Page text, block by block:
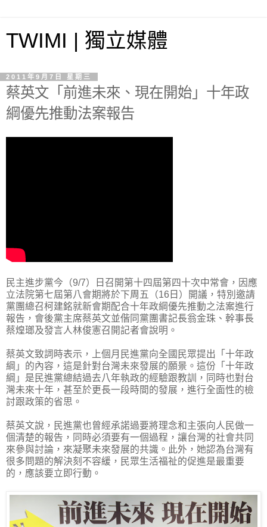
TWIMI | 獨立媒體
2011年9月7日 星期三
蔡英文「前進未來、現在開始」十年政
綱優先推動法案報告
民主進步黨今（9/7）日召開第十四屆第四十次中常會，因應
立法院第七屆第八會期將於下周五（16日）開議，特別邀請
黨團總召柯建銘就新會期配合十年政綱優先推動之法案進行
報告，會後黨主席蔡英文並偕同黨團書記長翁金珠、幹事長
蔡煌瑯及發言人林俊憲召開記者會說明。
蔡英文致詞時表示，上個月民進黨向全國民眾提出「十年政
綱」的內容，這是針對台灣未來發展的願景。這份「十年政
綱」是民進黨總結過去八年執政的經驗跟教訓，同時也對台
灣未來十年，甚至於更長一段時間的發展，進行全面性的檢
討跟政策的省思。
蔡英文說，民進黨也曾經承諾過要將理念和主張向人民做一
個清楚的報告，同時必須要有一個過程，讓台灣的社會共同
來參與討論，來凝聚未來發展的共識。此外，她認為台灣有
很多問題的解決刻不容緩，民眾生活福祉的促進是最重要
的，應該要立即行動。